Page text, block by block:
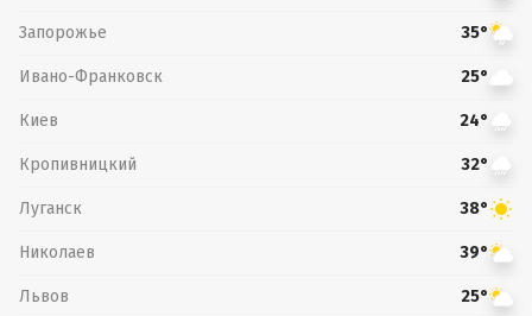
Запорожье 35°
Ивано-Франковск 25°
Киев 24°
Кропивницкий 32°
Луганск 38°
Николаев 39°
Львов 25°